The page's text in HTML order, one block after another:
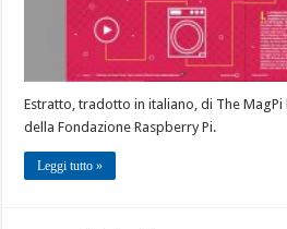
Estratto, tradotto in italiano, di The
della Fondazione Raspberry Pi.
Leggi tutto »